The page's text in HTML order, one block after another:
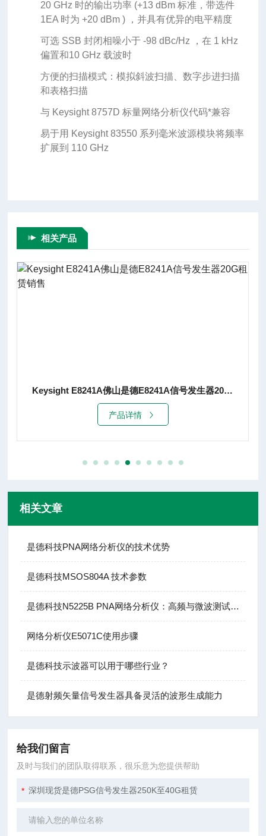
20 GHz 时的输出功率 (+13 dBm 标准，带选件
1EA 时为 +20 dBm ) ，并具有优异的电平精度
可选 SSB 封闭相噪小于 -98 dBc/Hz ，在 1 kHz
偏置和10 GHz 载波时
方便的扫描模式：模拟斜波扫描、数字步进扫描
和表格扫描
与 Keysight 8757D 标量网络分析仪代码*兼容
易于用 Keysight 83550 系列毫米波源模块将频率
扩展到 110 GHz
相关产品
Keysight E8241A佛山是德E8241A信号发生器20G租赁销售
产品详情
相关文章
是德科技PNA网络分析仪的技术优势
是德科技MSOS804A 技术参数
是德科技N5225B PNA网络分析仪：高频与微波测试的基石
网络分析仪E5071C使用步骤
是德科技示波器可以用于哪些行业？
是德射频矢量信号发生器具备灵活的波形生成能力
给我们留言
及时与我们的团队取得联系，很乐意为您提供帮助